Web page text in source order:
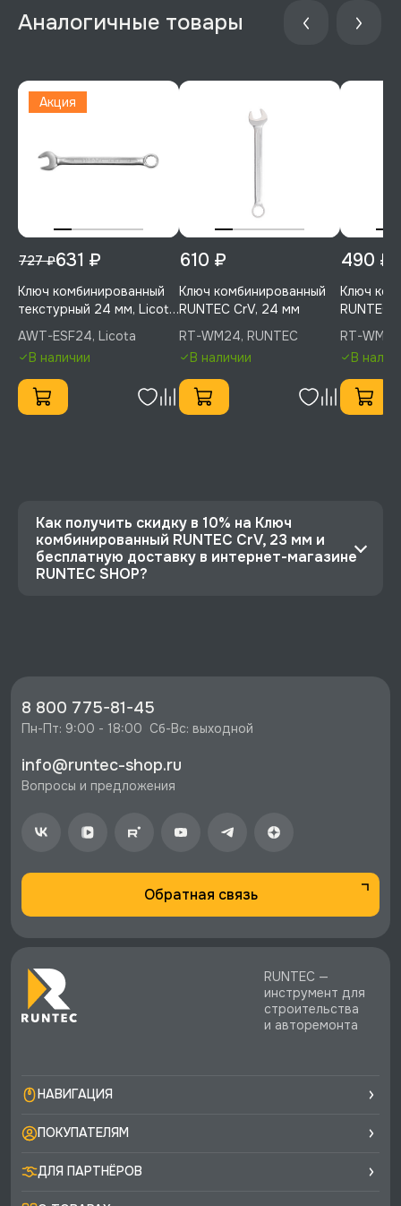
Аналогичные товары
Акция
727 ₽631 ₽
Ключ комбинированный
текстурный 24 мм, Licota,
AWT-ESF24
AWT-ESF24, Licota
В наличии
610 ₽
Ключ комбинированный
RUNTEC CrV, 24 мм
RT-WM24, RUNTEC
В наличии
490 ₽
Ключ
RUNTEC
RT-
В
Как получить скидку в 10% на Ключ
комбинированный RUNTEC CrV, 23 мм и
бесплатную доставку в интернет-магазине
RUNTEC SHOP?
⚡️ Бесплатная доставка в Москве, Санкт-
Петербурге и по РФ, если она меньше 10%
♥️ Наличие товаров, Программа лояльности,
8 800 775-81-45
Пн-Пт: 9:00 - 18:00  Сб-Вс: выходной
info@runtec-shop.ru
Вопросы и предложения
Обратная связь
RUNTEC —
инструмент для
строительства
и авторемонта
НАВИГАЦИЯ
ПОКУПАТЕЛЯМ
ДЛЯ ПАРТНЁРОВ